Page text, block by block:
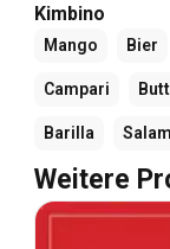
Kimbino
Mango Bier
Campari
Barilla
Weitere